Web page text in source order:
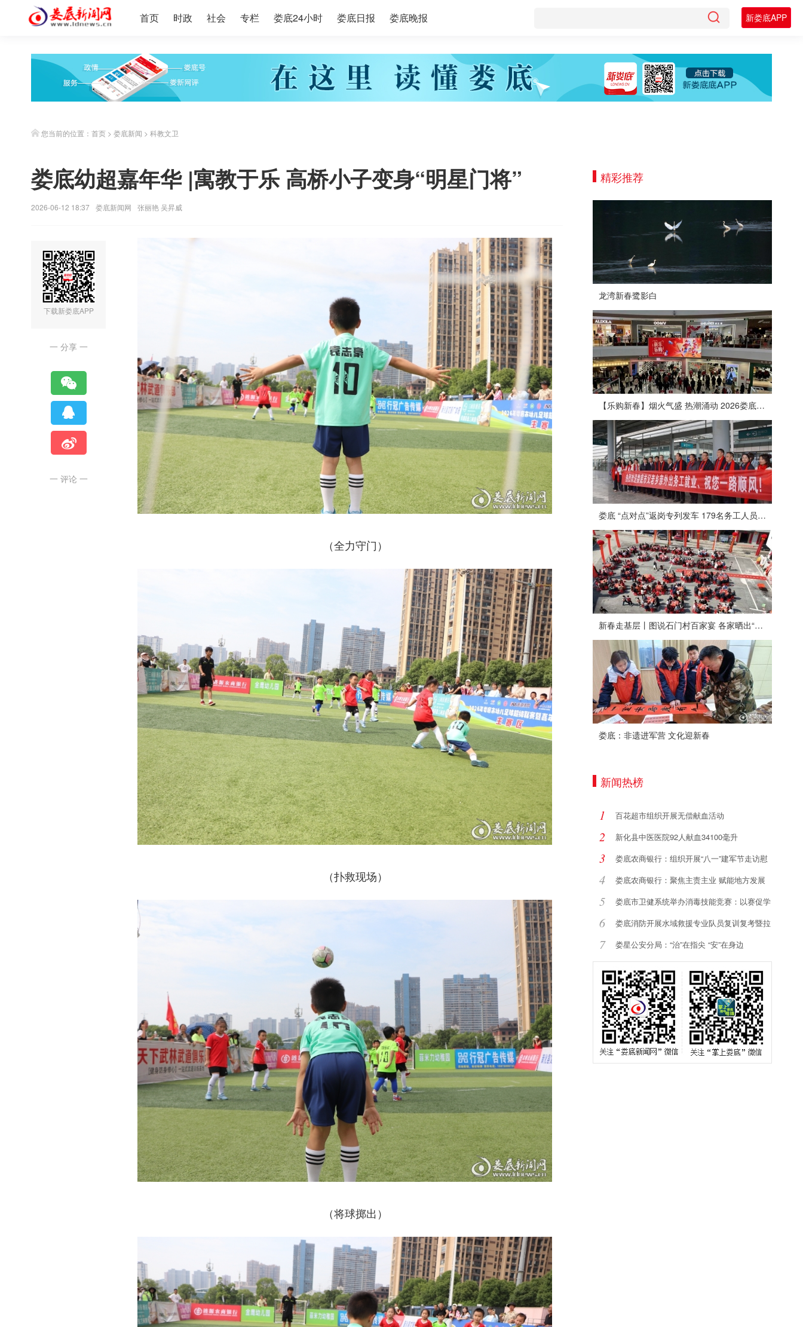
首页 时政 社会 专栏 娄底24小时 娄底日报 娄底晚报 新娄底APP
您当前的位置： 首页 > 娄底新闻 > 科教文卫
娄底幼超嘉年华 |寓教于乐 高桥小子变身“明星门将”
2026-06-12 18:37 娄底新闻网 张丽艳 吴昇威
下载新娄底APP
一 分享 一
一 评论 一
（全力守门）
（扑救现场）
（将球掷出）
精彩推荐
龙湾新春鹭影白
【乐购新春】烟火气盛 热潮涌动 2026娄底春节消费市场喜迎“开门红”
娄底 “点对点”返岗专列发车 179名务工人员免费赴沪
新春走基层丨图说石门村百家宴 各家晒出“拿手菜”
娄底：非遗进军营 文化迎新春
新闻热榜
1 百花超市组织开展无偿献血活动
2 新化县中医医院92人献血34100毫升
3 娄底农商银行：组织开展“八一”建军节走访慰
4 娄底农商银行：聚焦主责主业 赋能地方发展
5
娄底市卫健系统举办消毒技能竞赛：以赛促学
6
娄底消防开展水域救援专业队员复训复考暨拉
动7 娄星公安分局：“治”在指尖 “安”在身边